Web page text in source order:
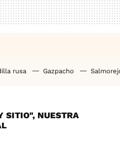
rusa Gazpacho
SITIO", NUESTRA